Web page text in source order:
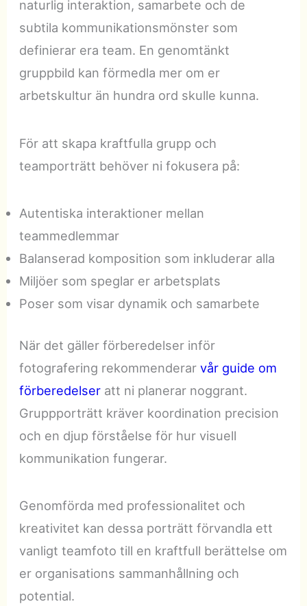
naturlig interaktion, samarbete och de
subtila kommunikationsmönster som
definierar era team. En genomtänkt
gruppbild kan förmedla mer om er
arbetskultur än hundra ord skulle kunna.
För att skapa kraftfulla grupp och
teamporträtt behöver ni fokusera på:
Autentiska interaktioner mellan
teammedlemmar
Balanserad komposition som inkluderar alla
Miljöer som speglar er arbetsplats
Poser som visar dynamik och samarbete
När det gäller förberedelser inför
fotografering rekommenderarvår guide om
förberedelser att ni planerar noggrant.
Gruppporträtt kräver koordination precision
och en djup förståelse för hur visuell
kommunikation fungerar.
Genomförda med professionalitet och
kreativitet kan dessa porträtt förvandla ett
vanligt teamfoto till en kraftfull berättelse om
er organisations sammanhållning och
potential.